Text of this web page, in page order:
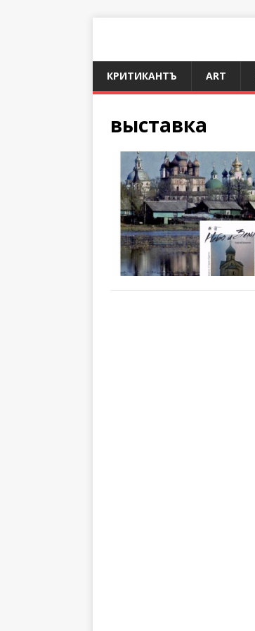
КРИТИКАНТЪ ART
выставка